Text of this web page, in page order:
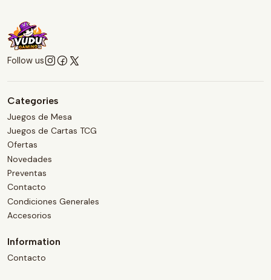
Follow us
Categories
Juegos de Mesa
Juegos de Cartas TCG
Ofertas
Novedades
Preventas
Contacto
Condiciones Generales
Accesorios
Information
Contacto